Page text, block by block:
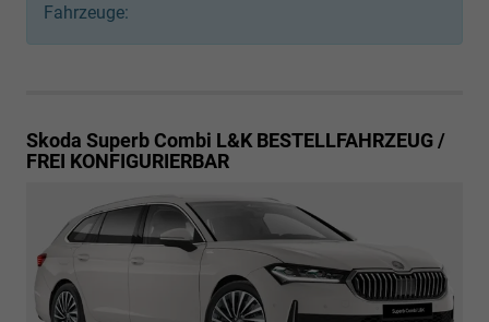
Fahrzeuge:
Skoda Superb Combi L&K BESTELLFAHRZEUG /
FREI KONFIGURIERBAR